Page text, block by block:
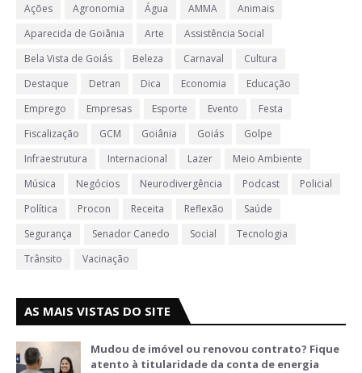
Ações Agronomia Água AMMA
Animais
Aparecida de Goiânia
Arte
Assistência Social
Bela Vista de Goiás
Beleza Carnaval
Cultura
Destaque
Detran Dica Economia
Educação
Emprego
Empresas Esporte Evento
Festa
Fiscalização
GCM Goiânia Goiás
Golpe
Infraestrutura
Internacional Lazer
Meio Ambiente
Música
Negócios Neurodivergência Podcast
Policial
Política
Procon Receita Reflexão
Saúde
Segurança
Senador Canedo Social
Tecnologia
Trânsito
Vacinação
AS MAIS VISTAS DO SITE
Mudou de imóvel ou renovou contrato? Fique
atento à titularidade da conta de energia